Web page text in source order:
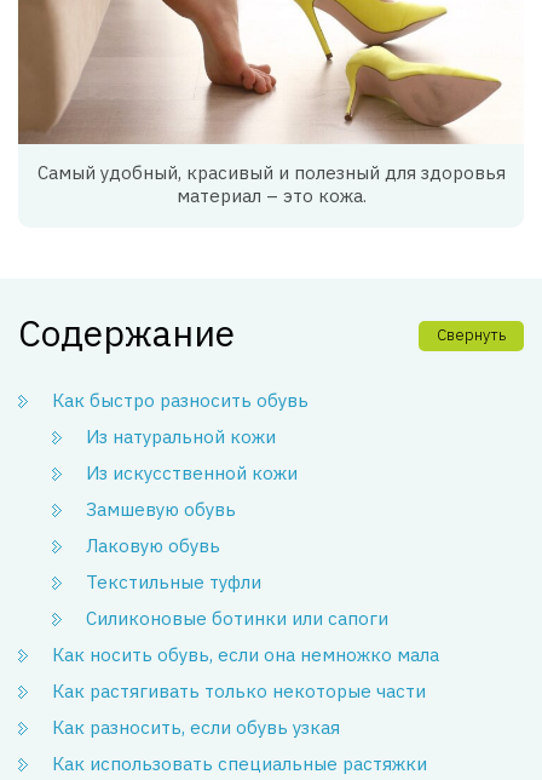
Самый удобный, красивый и полезный для здоровья
материал – это кожа.
Содержание Свернуть
Как быстро разносить обувь
Из натуральной кожи
Из искусственной кожи
Замшевую обувь
Лаковую обувь
Текстильные туфли
Силиконовые ботинки или сапоги
Как носить обувь, если она немножко мала
Как растягивать только некоторые части
Как разносить, если обувь узкая
Как использовать специальные растяжки